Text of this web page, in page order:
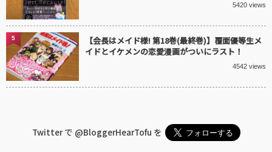
5420 views
【会長はメイド様! 第18巻(最終巻)】覆面優等生メ
イドとイケメンの恋愛漫画がついにラスト！
4542 views
5
Twitter で @BloggerHearTofu を